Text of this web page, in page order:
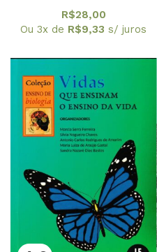
OUTRAS COISAS MAIS
R$28,00
Ou 3x de R$9,33 s/ juros